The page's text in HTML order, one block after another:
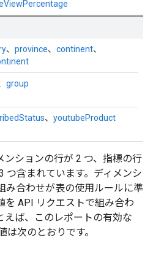
、 province、 continent、
group
、 youtubeProduct
ンションの行が 2 つ、指標の行
つ含まれています。ディメンシ
み合わせが表の使用ルールに準
を API リクエストで組み合わ
えば、このレポートの有効な
は次のとおりです。